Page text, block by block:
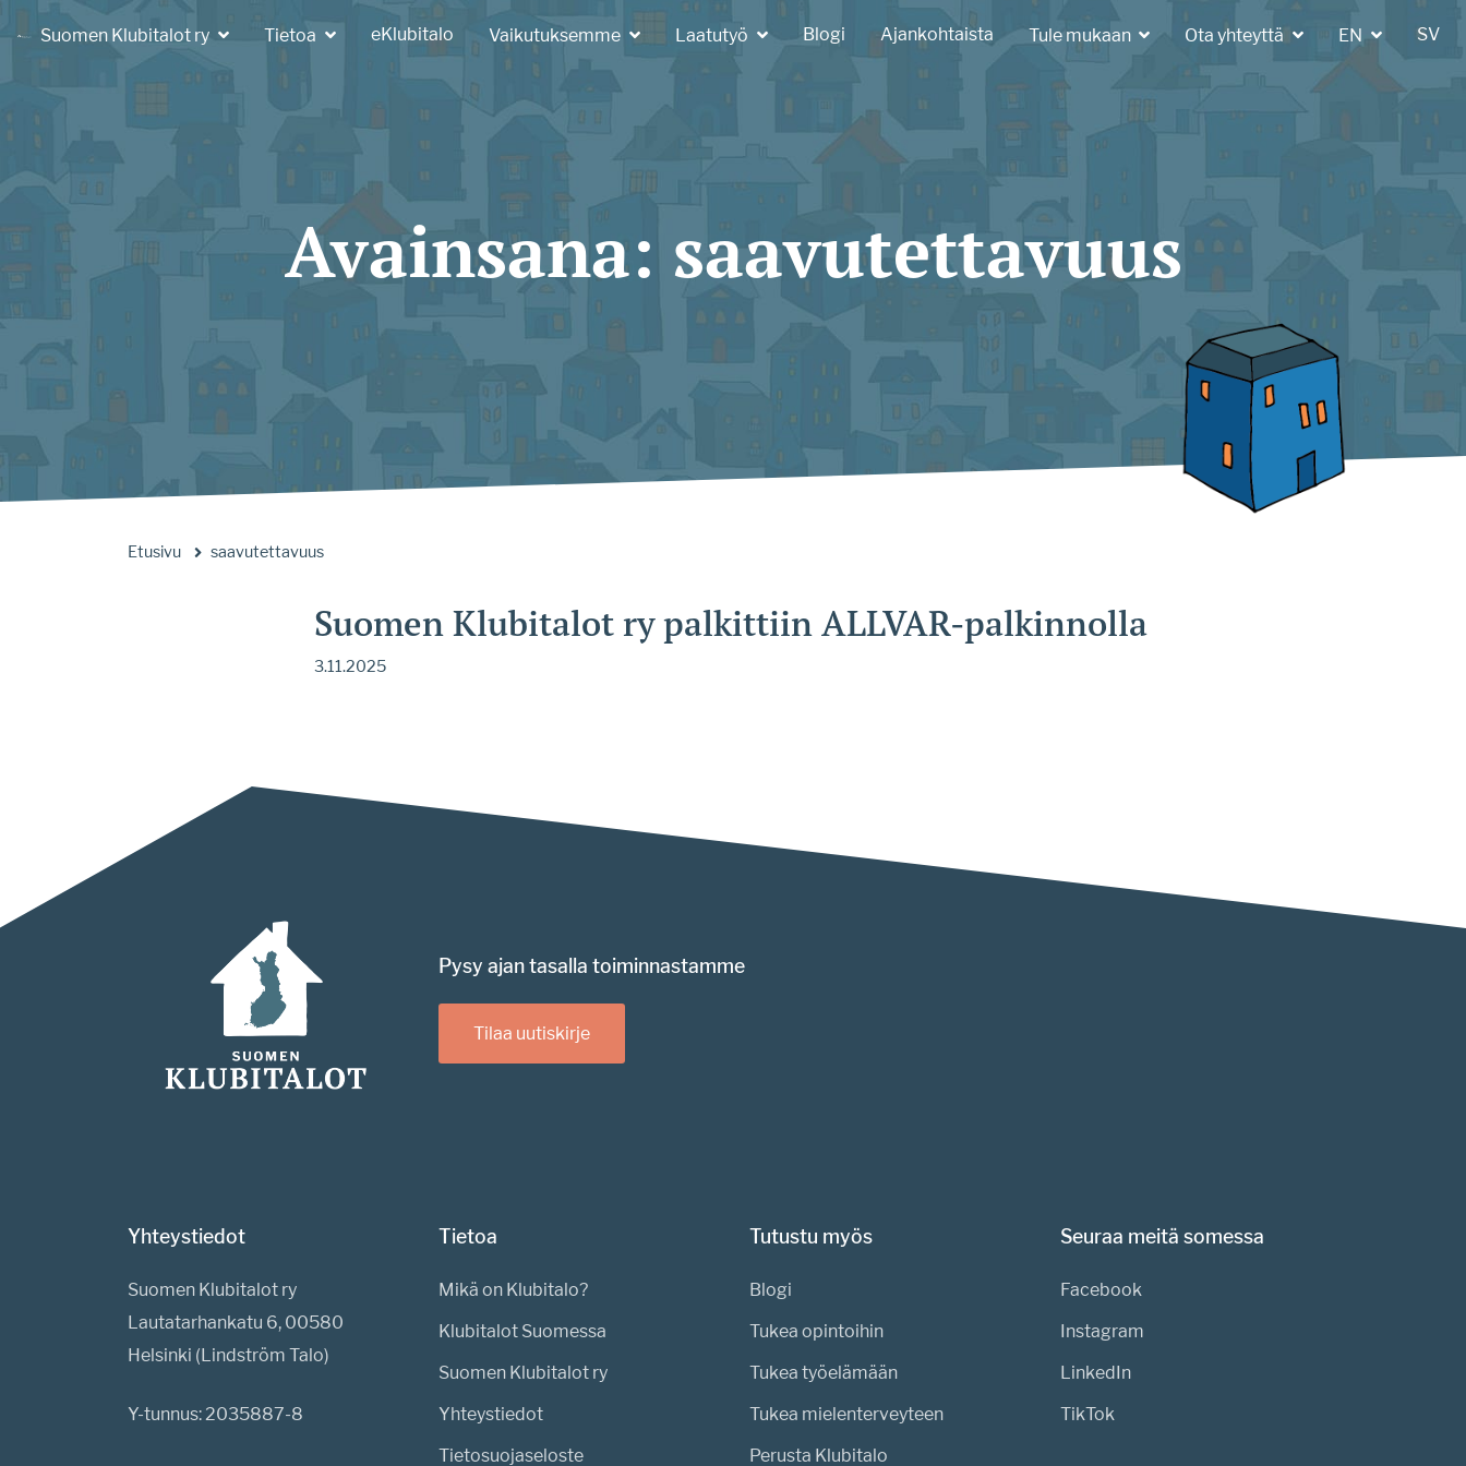
Suomen Klubitalot ry Tietoa eKlubitalo Vaikutuksemme Laatutyö Blogi Ajankohtaista Tule mukaan Ota yhteyttä EN SV
Avainsana: saavutettavuus
Etusivu saavutettavuus
Suomen Klubitalot ry palkittiin ALLVAR-palkinnolla
3.11.2025
Pysy ajan tasalla toiminnastamme
Tilaa uutiskirje
Yhteystiedot
Suomen Klubitalot ry
Lautatarhankatu 6, 00580
Helsinki (Lindström Talo)
Y-tunnus: 2035887-8
Tietoa
Mikä on Klubitalo?
Klubitalot Suomessa
Suomen Klubitalot ry
Yhteystiedot
Tietosuojaseloste
Tutustu myös
Blogi
Tukea opintoihin
Tukea työelämään
Tukea mielenterveyteen
Perusta Klubitalo
Seuraa meitä somessa
Facebook
Instagram
LinkedIn
TikTok